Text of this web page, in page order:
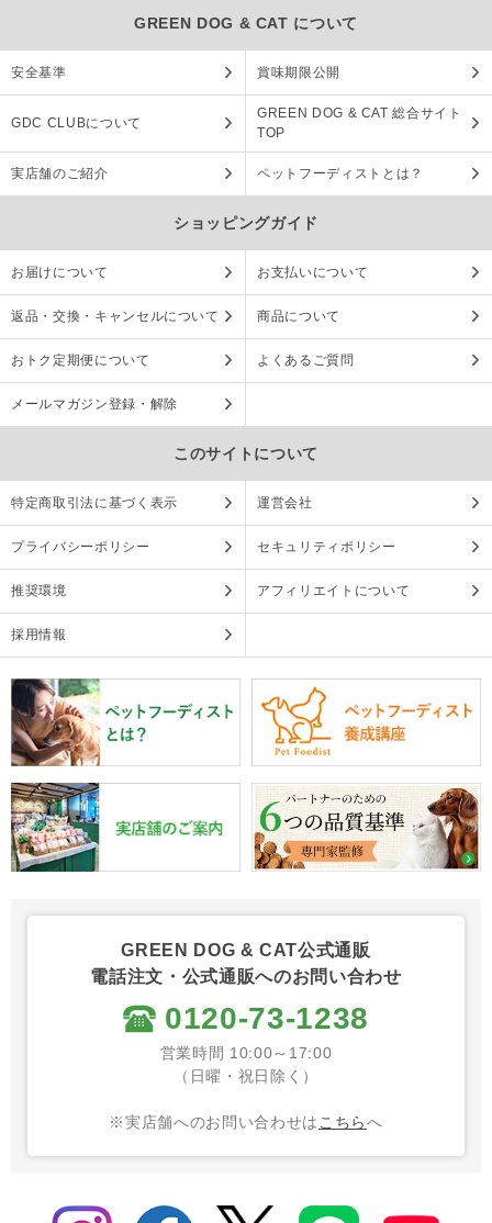
GREEN DOG & CAT について
安全基準 賞味期限公開
GDC CLUBについて
GREEN DOG & CAT 総合サイト
TOP
実店舗のご紹介 ペットフーディストとは？
ショッピングガイド
お届けについて お支払いについて
返品・交換・キャンセルについて 商品について
おトク定期便について よくあるご質問
メールマガジン登録・解除
このサイトについて
特定商取引法に基づく表示 運営会社
プライバシーポリシー セキュリティポリシー
推奨環境 アフィリエイトについて
採用情報
GREEN DOG & CAT公式通販
電話注文・公式通販へのお問い合わせ
0120-73-1238
営業時間 10:00～17:00
（日曜・祝日除く）
※実店舗へのお問い合わせは こちらへ